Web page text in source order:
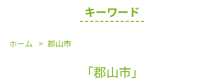
キーワード
ホーム 郡山市
「郡山市」